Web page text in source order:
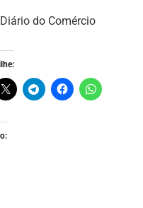
do Comércio